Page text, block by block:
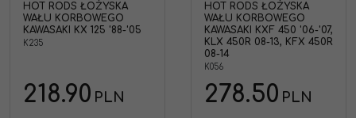
HOT RODS ŁOŻYSKA
WAŁU KORBOWEGO
KAWASAKI KX 125 '88-'05
K235
218.90 PLN
HOT RODS ŁOŻYSKA
WAŁU KORBOWEGO
KAWASAKI KXF 450 '06-'07,
KLX 450R 08-13, KFX 450R
08-14
K056
278.50 PLN